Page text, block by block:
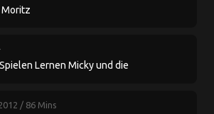
Moritz
Lernen Micky und die
/ 86 Mins